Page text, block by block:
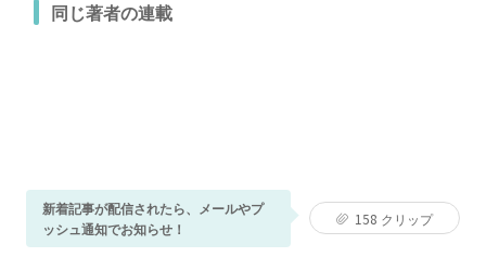
同じ著者の連載
新着記事が配信されたら、メールやプ
ッシュ通知でお知らせ！
158 クリップ